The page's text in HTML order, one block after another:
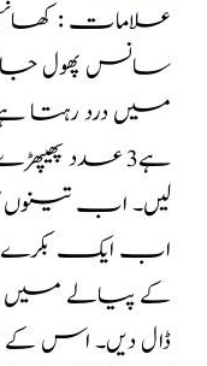
علامات :
سانس پھول
میں درد رہتا
ہے3 عدد
لیں۔ اب
اب ایک بکرے
ڈال دیں۔ اس کے